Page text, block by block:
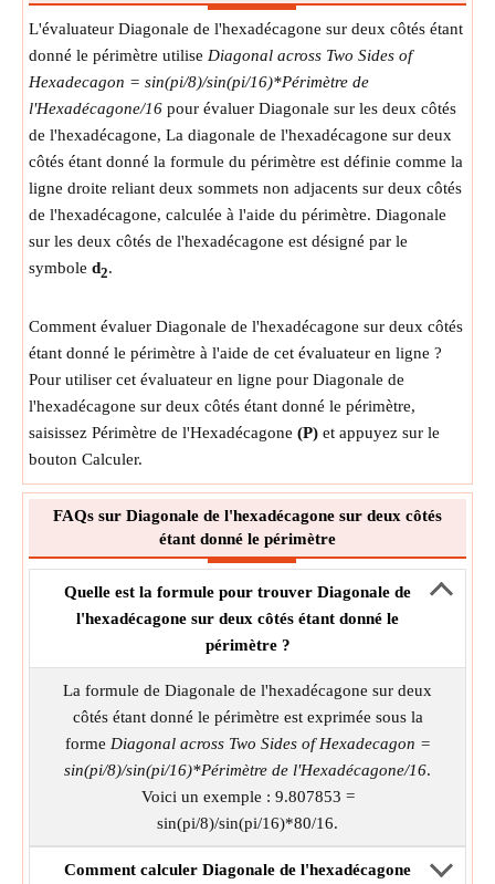
L'évaluateur Diagonale de l'hexadécagone sur deux côtés étant
donné le périmètre utilise Diagonal across Two Sides of
Hexadecagon = sin(pi/8)/sin(pi/16)*Périmètre de
l'Hexadécagone/16 pour évaluer Diagonale sur les deux côtés
de l'hexadécagone, La diagonale de l'hexadécagone sur deux
côtés étant donné la formule du périmètre est définie comme la
ligne droite reliant deux sommets non adjacents sur deux côtés
de l'hexadécagone, calculée à l'aide du périmètre. Diagonale
sur les deux côtés de l'hexadécagone est désigné par le
symbole d2.
Comment évaluer Diagonale de l'hexadécagone sur deux côtés
étant donné le périmètre à l'aide de cet évaluateur en ligne ?
Pour utiliser cet évaluateur en ligne pour Diagonale de
l'hexadécagone sur deux côtés étant donné le périmètre,
saisissez Périmètre de l'Hexadécagone (P) et appuyez sur le
bouton Calculer.
FAQs sur Diagonale de l'hexadécagone sur deux côtés
étant donné le périmètre
Quelle est la formule pour trouver Diagonale de
l'hexadécagone sur deux côtés étant donné le
périmètre ?
La formule de Diagonale de l'hexadécagone sur deux
côtés étant donné le périmètre est exprimée sous la
forme Diagonal across Two Sides of Hexadecagon =
sin(pi/8)/sin(pi/16)*Périmètre de l'Hexadécagone/16.
Voici un exemple : 9.807853 =
sin(pi/8)/sin(pi/16)*80/16.
Comment calculer Diagonale de l'hexadécagone